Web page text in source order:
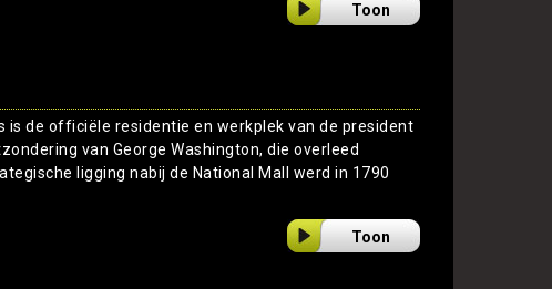
Toon
is de officiële residentie en werkplek van de president
van George Washington, die overleed
ligging nabij de National Mall werd in 1790
Toon